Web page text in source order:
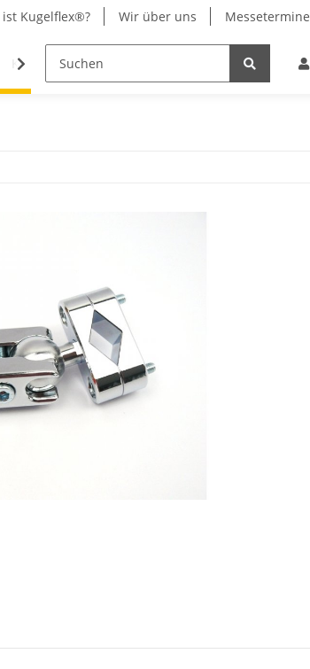
ist Kugelflex®? Wir über uns Messetermine
Kugelflex® Chrom Stromversorgung